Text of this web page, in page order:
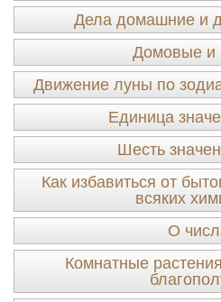
Дела домашние и
Домовые и
Движение луны по
Единица
Шесть
Как избавиться от
всяких
О
Комнатные